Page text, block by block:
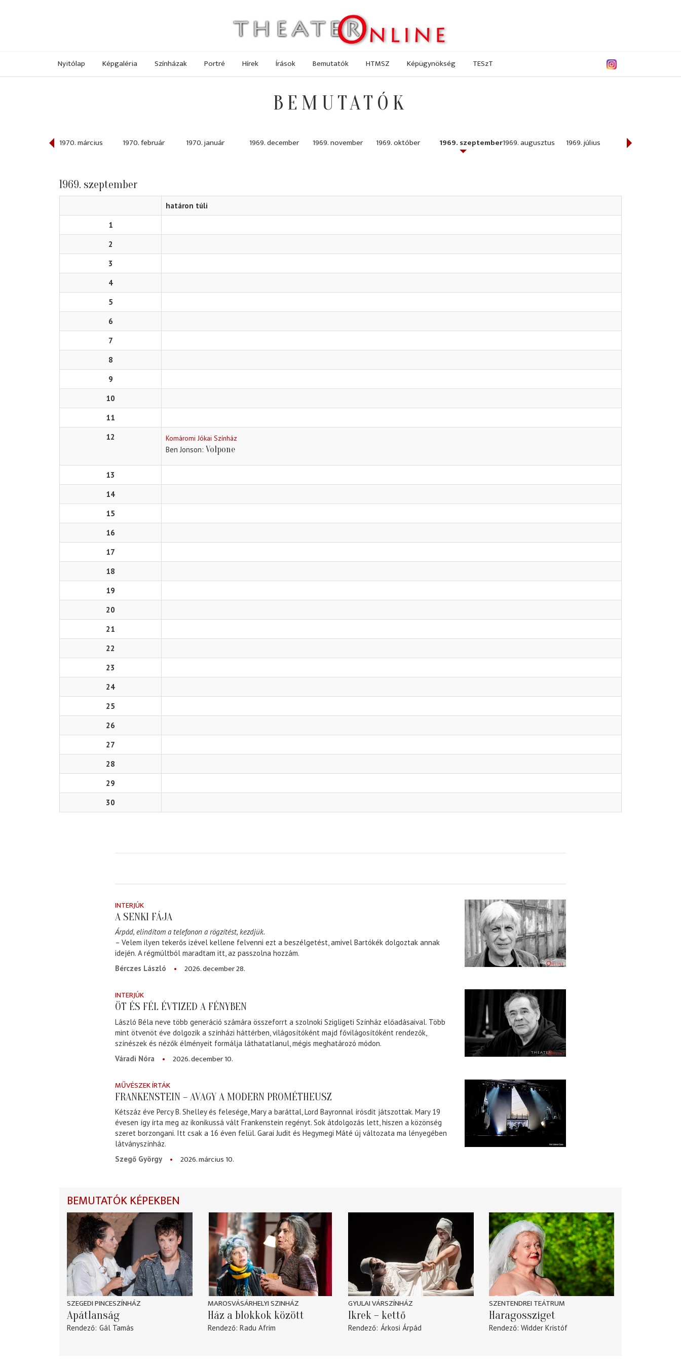
Nyitólap Képgaléria Színházak Portré Hírek Írások Bemutatók HTMSZ Képügynökség TESzT
BEMUTATÓK
1970. március 1970. február 1970. január 1969. december 1969. november 1969. október 1969. szeptember1969. augusztus 1969. július 1969. június
1969. szeptember
határon túli
1
2
3
4
5
6
7
8
9
10
11
12
Komáromi Jókai Színház
Ben Jonson Volpone
13
14
15
16
17
18
19
20
21
22
23
24
25
26
27
28
29
30
INTERJÚK
A SENKI FÁJA
Árpád, elindítom a telefonon a rögzítést, kezdjük.
– Velem ilyen tekerős izével kellene felvenni ezt a beszélgetést, amivel Bartókék dolgoztak annak
idején. A régmúltból maradtam itt, az passzolna hozzám.
Bérczes László
2026. december 28.
INTERJÚK
ÖT ÉS FÉL ÉVTIZED A FÉNYBEN
László Béla neve több generáció számára összeforrt a szolnoki Szigligeti Színház előadásaival. Több
mint ötvenöt éve dolgozik a színházi háttérben, világosítóként majd fővilágosítóként rendezők,
színészek és nézők élményeit formálja láthatatlanul, mégis meghatározó módon.
Váradi Nóra
2026. december 10.
MŰVÉSZEK ÍRTÁK
FRANKENSTEIN – AVAGY A MODERN PROMÉTHEUSZ
Kétszáz éve Percy B. Shelley és felesége, Mary a baráttal, Lord Bayronnal írósdit játszottak. Mary 19
évesen így írta meg az ikonikussá vált Frankenstein regényt. Sok átdolgozás lett, hiszen a közönség
szeret borzongani. Itt csak a 16 éven felül. Garai Judit és Hegymegi Máté új változata ma lényegében
látványszínház.
Szegő György
2026. március 10.
BEMUTATÓK KÉPEKBEN
SZEGEDI PINCESZÍNHÁZ
Apátlanság
Rendező Gál Tamás
MAROSVÁSÁRHELYI SZINHÁZ
Ház a blokkok között
Rendező Radu Afrim
GYULAI VÁRSZÍNHÁZ
Ikrek – kettő
Rendező Árkosi Árpád
SZENTENDREI TEÁTRUM
Haragossziget
Rendező Widder Kristóf